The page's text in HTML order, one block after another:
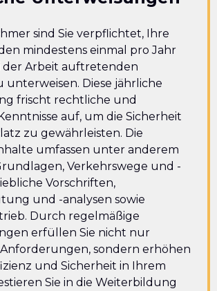
sind Sie verpflichtet, Ihre
mindestens einmal pro Jahr
der Arbeit auftretenden
unterweisen. Diese jährliche
frischt rechtliche und
auf, um die Sicherheit
zu gewährleisten. Die
umfassen unter anderem
Verkehrswege und -
Vorschriften,
und -analysen sowie
Durch regelmäßige
erfüllen Sie nicht nur
sondern erhöhen
und Sicherheit in Ihrem
Sie in die Weiterbildung